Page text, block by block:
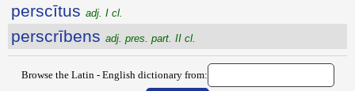
perscītus adj. I cl.
perscrībens adj. pres. part. II cl.
Browse the Latin - English dictionary from: